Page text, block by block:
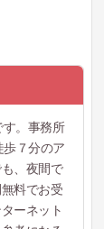
す。事務所
歩７分のア
、夜間で
料でお受
ーネット